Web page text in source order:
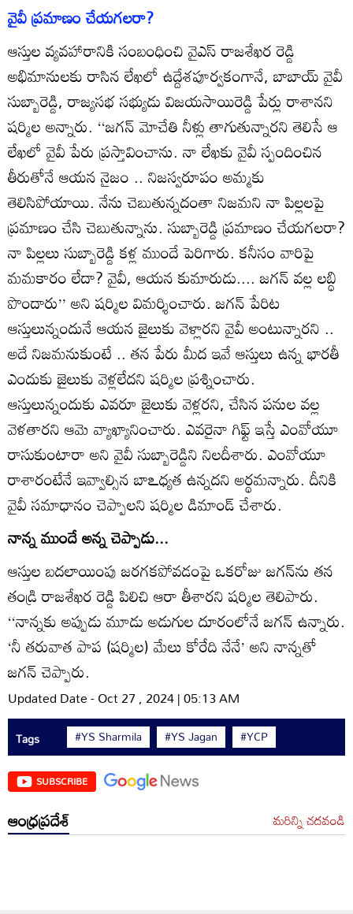
వైవీ ప్రమాణం చేయగలరా?
ఆస్తుల వ్యవహారానికి సంబంధించి వైఎస్‌ రాజశేఖర రెడ్డి
అభిమానులకు రాసిన లేఖలో ఉద్దేశపూర్వకంగానే, బాబాయ్‌ వైవీ
సుబ్బారెడ్డి, రాజ్యసభ సభ్యుడు విజయసాయిరెడ్డి పేర్లు రాశానని
షర్మిల అన్నారు. ‘‘జగన్‌ మోచేతి నీళ్లు తాగుతున్నారని తెలిసే ఆ
లేఖలో వైవీ పేరు ప్రస్తావించాను. నా లేఖకు వైవీ స్పందించిన
తీరుతోనే ఆయన నైజం .. నిజస్వరూపం అమ్మకు
తెలిసిపోయాయి. నేను చెబుతున్నదంతా నిజమని నా పిల్లలపై
ప్రమాణం చేసి చెబుతున్నాను. సుబ్బారెడ్డి ప్రమాణం చేయగలరా?
నా పిల్లలు సుబ్బారెడ్డి కళ్ల ముందే పెరిగారు. కనీసం వారిపై
మమకారం లేదా? వైవీ, ఆయన కుమారుడు.... జగన్‌ వల్ల లబ్ధి
పొందారు’’ అని షర్మిల విమర్శించారు. జగన్‌ పేరిట
ఆస్తులున్నందునే ఆయన జైలుకు వెళ్లారని వైవీ అంటున్నారని ..
అదే నిజమనుకుంటే .. తన పేరు మీద ఇవే ఆస్తులు ఉన్న భారతీ
ఎందుకు జైలుకు వెళ్లలేదని షర్మిల ప్రశ్నించారు.
ఆస్తులున్నందుకు ఎవరూ జైలుకు వెళ్లరని, చేసిన పనుల వల్ల
వెళతారని ఆమె వ్యాఖ్యానించారు. ఎవరైనా గిఫ్ట్‌ ఇస్తే ఎంవోయూ
రాసుకుంటారా అని వైవీ సుబ్బారెడ్డిని నిలదీశారు. ఎంవోయూ
రాశారంటేనే ఇవ్వాల్సిన బాఽధ్యత ఉన్నదని అర్థమన్నారు. దీనికి
వైవీ సమాధానం చెప్పాలని షర్మిల డిమాండ్‌ చేశారు.
నాన్న ముందే అన్న చెప్పాడు...
ఆస్తుల బదలాయింపు జరగకపోవడంపై ఒకరోజు జగన్‌ను తన
తండ్రి రాజశేఖర రెడ్డి పిలిచి ఆరా తీశారని షర్మిల తెలిపారు.
‘‘నాన్నకు అప్పుడు మూడు అడుగుల దూరంలోనే జగన్‌ ఉన్నారు.
‘నీ తరువాత పాప (షర్మిల) మేలు కోరేది నేనే’ అని నాన్నతో
జగన్‌ చెప్పారు.
Updated Date - Oct 27 , 2024 | 05:13 AM
Tags #YS Sharmila #YS Jagan #YCP
SUBSCRIBE
ఆంధ్రప్రదేశ్ మరిన్ని చదవండి